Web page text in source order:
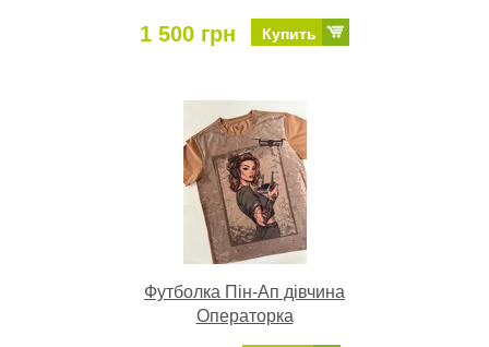
1 500 грн Купить
Футболка Пін-Ап дівчина
Операторка